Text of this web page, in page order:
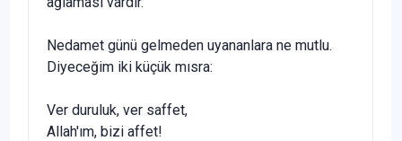
Nedamet günü gelmeden uyananlara ne mutlu.
Diyece­ğim iki küçük mısra:
Ver duruluk, ver saffet,
Allah'ım, bizi affet!